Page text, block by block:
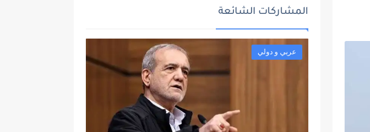
المشاركات الشائعة
عربي و دولي